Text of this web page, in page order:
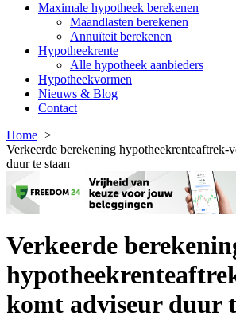
Maximale hypotheek berekenen
Maandlasten berekenen
Annuïteit berekenen
Hypotheekrente
Alle hypotheek aanbieders
Hypotheekvormen
Nieuws & Blog
Contact
Home
Verkeerde berekening hypotheekrenteaftrek-
duur te staan
Verkeerde
komt adviseur duur